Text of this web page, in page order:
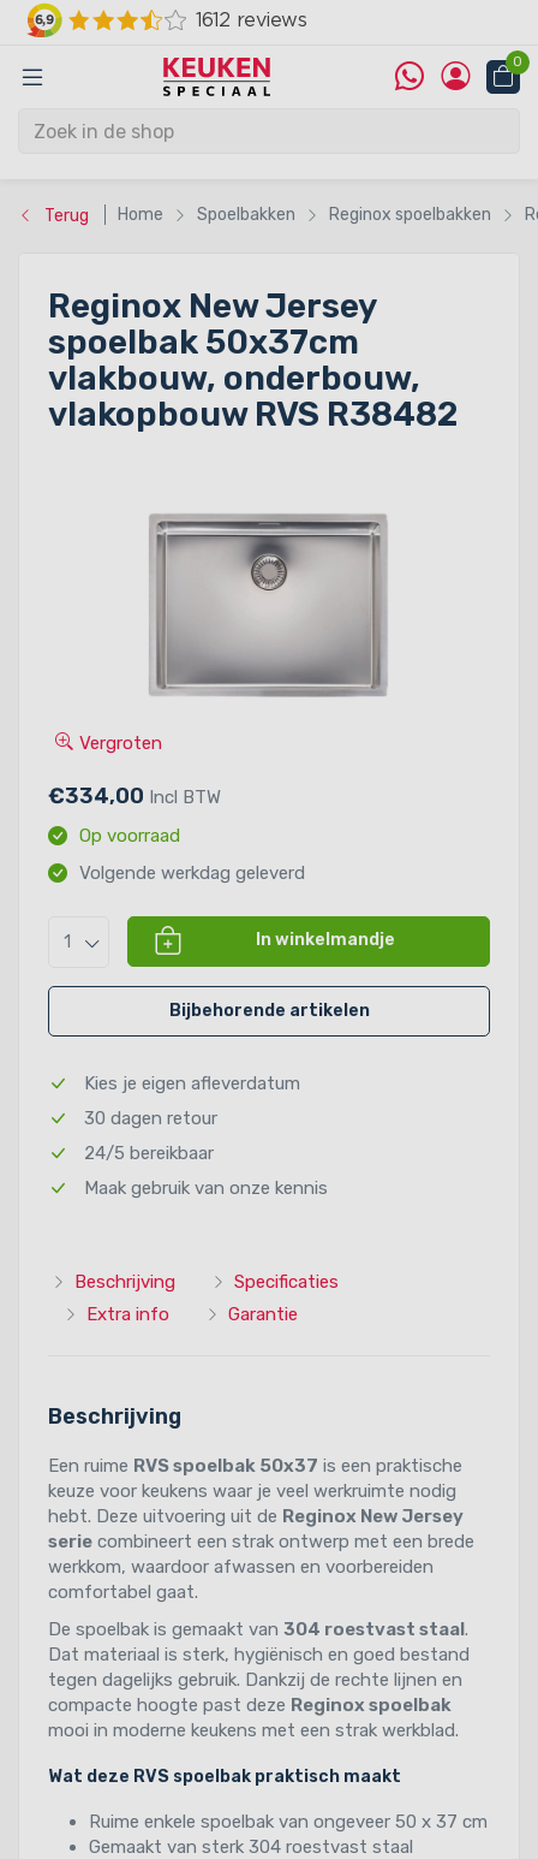
0
Terug Home Spoelbakken Reginox spoelbakken
Reginox New Jersey
spoelbak 50x37cm
vlakbouw, onderbouw,
vlakopbouw RVS R38482
Vergroten
€334,00 Incl BTW
Op voorraad
Volgende werkdag geleverd
1 In winkelmandje
Bijbehorende artikelen
Kies je eigen afleverdatum
30 dagen retour
24/5 bereikbaar
Maak gebruik van onze kennis
Beschrijving
Specificaties
Extra info
Garantie
Beschrijving
Een ruime RVS spoelbak 50x37 is een praktische
keuze voor keukens waar je veel werkruimte nodig
hebt. Deze uitvoering uit de Reginox New Jersey
serie combineert een strak ontwerp met een brede
werkkom, waardoor afwassen en voorbereiden
comfortabel gaat.
De spoelbak is gemaakt van 304 roestvast staal.
Dat materiaal is sterk, hygiënisch en goed bestand
tegen dagelijks gebruik. Dankzij de rechte lijnen en
compacte hoogte past deze Reginox spoelbak
mooi in moderne keukens met een strak werkblad.
Wat deze RVS spoelbak praktisch maakt
Ruime enkele spoelbak van ongeveer 50 x 37 cm
Gemaakt van sterk 304 roestvast staal